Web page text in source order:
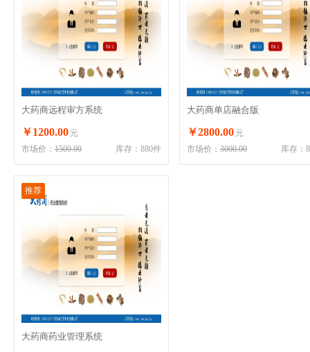
大药商远程审方系统
￥1200.00 元
库存：880件
市场价：1500.00
大药商单店融合版
￥2800.00 元
库存：
市场价：3000.00
推荐
大药商药业管理系统